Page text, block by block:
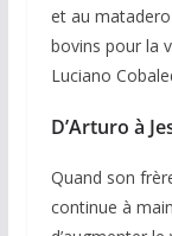
et au matadero
bovins pour la
Luciano
D’Arturo à
Quand son
continue à